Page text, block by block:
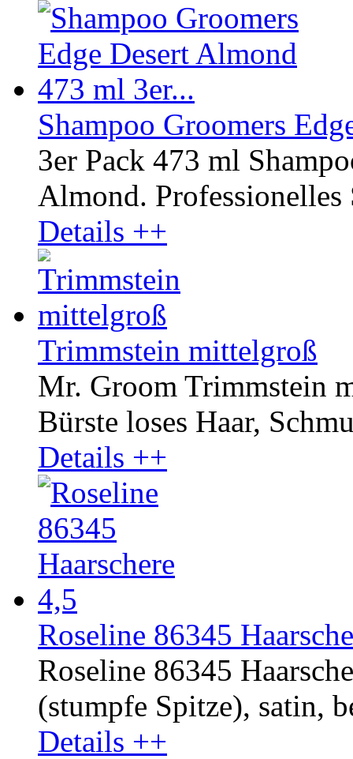
Shampoo Groomers
3er Pack 473 ml
Almond. Professionelles
Details ++
Trimmstein mittelgroß
Mr. Groom Trimmstein
Bürste loses Haar,
Details ++
Roseline 86345
Roseline 86345
(stumpfe Spitze), satin,
Details ++